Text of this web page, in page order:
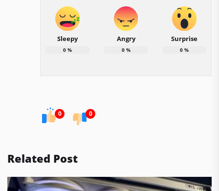
Sleepy
0%
Angry
0%
Surprise
0 %
0 0
Related Post